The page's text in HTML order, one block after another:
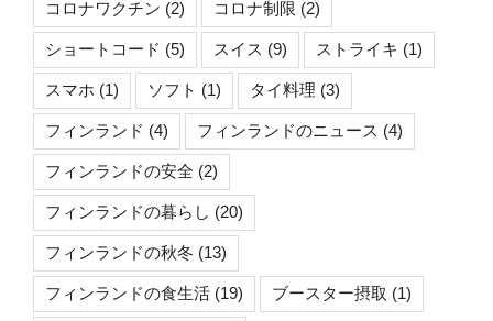
コロナワクチン (2) コロナ制限 (2)
ショートコード (5) スイス (9) ストライキ (1)
スマホ (1) ソフト (1) タイ料理 (3)
フィンランド (4) フィンランドのニュース (4)
フィンランドの安全 (2)
フィンランドの暮らし (20)
フィンランドの秋冬 (13)
フィンランドの食生活 (19) ブースター摂取 (1)